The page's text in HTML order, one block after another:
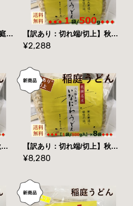
【ご家庭用】秋田名産【稲庭うどん】（９０g /袋＆つゆ付）×５袋【手作り技法】【送料無料】 【訳あり：切れ端/切上】秋田名産【稲庭うどん】５００g /袋【手作り技法】【送料無料】
¥2,288
【訳あり：切れ端/切上】秋田名産【稲庭うどん】（５００g /袋）×４袋【手作り技法】【送料無料】 【訳あり：切れ端/切上】秋田名産【稲庭うどん】（５００g /袋）×８袋【手作り技法】【送料無料】
¥8,280